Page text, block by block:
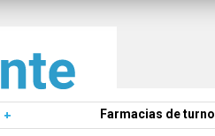
+ Farmacias de turno